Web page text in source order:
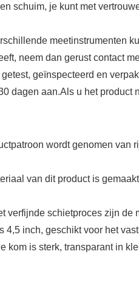
schuim, je kunt met
meetinstrumenten
neem dan gerust contact
geïnspecteerd en
dagen aan.Als u het
wordt genomen
van dit product is
verfijnde schietproces zijn
4,5 inch, geschikt voor het
kom is sterk, transparant in